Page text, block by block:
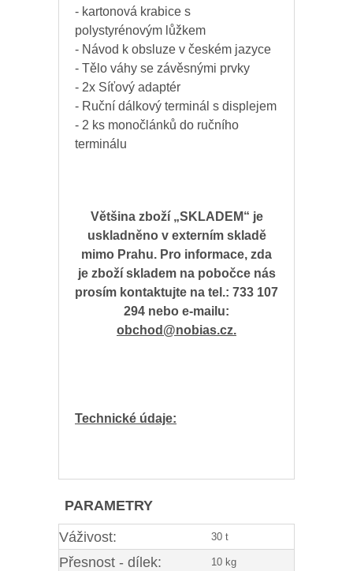
- kartonová krabice s
polystyrénovým lůžkem
- Návod k obsluze v českém jazyce
- Tělo váhy se závěsnými prvky
- 2x Síťový adaptér
- Ruční dálkový terminál s displejem
- 2 ks monočlánků do ručního
terminálu
Většina zboží „SKLADEM“ je
uskladněno v externím skladě
mimo Prahu. Pro informace, zda
je zboží skladem na pobočce nás
prosím kontaktujte na tel.: 733 107
294 nebo e-mailu:
obchod@nobias.cz.
Technické údaje:
PARAMETRY
Váživost:
30 t
Přesnost - dílek: 10 kg